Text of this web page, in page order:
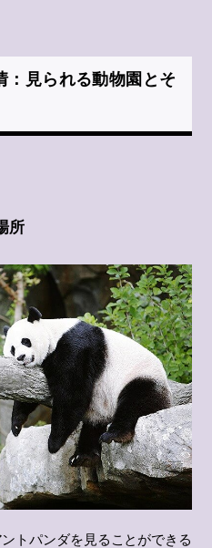
：見られる動物園とそ
所
トパンダを見ることができる